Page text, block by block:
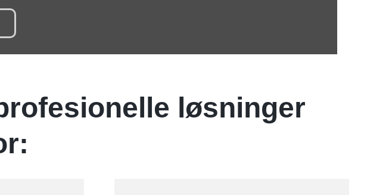
løsninger